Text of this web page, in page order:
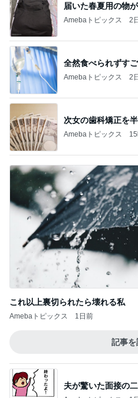
届いた春夏用の物
Amebaトピックス 2
全然食べられずす
Amebaトピックス 2
次女の歯科矯正を
Amebaトピックス
これ以上裏切られたら壊れる私
Amebaトピックス 1日前
記事を
夫が驚いた面接の